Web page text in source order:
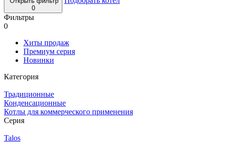
0
Фильтры
0
Хиты продаж
Премиум серия
Новинки
Категория
Традиционные
Конденсационные
Котлы для коммерческого применения
Серия
Talos